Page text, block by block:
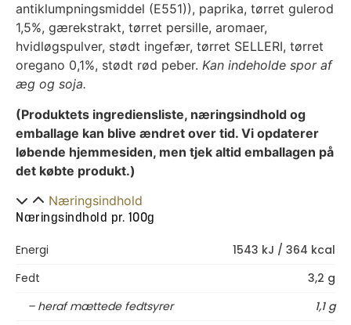
antiklumpningsmiddel (E551)), paprika, tørret gulerod
1,5%, gærekstrakt, tørret persille, aromaer,
hvidløgspulver, stødt ingefær, tørret SELLERI, tørret
oregano 0,1%, stødt rød peber. Kan indeholde spor af
æg og soja.
(Produktets ingrediensliste, næringsindhold og
emballage kan blive ændret over tid. Vi opdaterer
løbende hjemmesiden, men tjek altid emballagen på
det købte produkt.)
Næringsindhold
Næringsindhold pr. 100g
Energi
1543 kJ / 364 kcal
Fedt
3,2 g
– heraf mættede fedtsyrer
1,1 g